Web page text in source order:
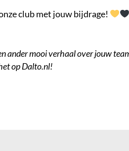
club met jouw bijdrage!
ander mooi verhaal over jouw
op Dalto.nl!